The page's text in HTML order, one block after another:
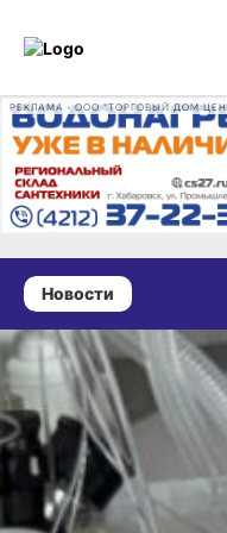
Новости
07 октября 2025 г., 18:32
В Хабаровске
ветеринарные
врачи
удалили
тигрице